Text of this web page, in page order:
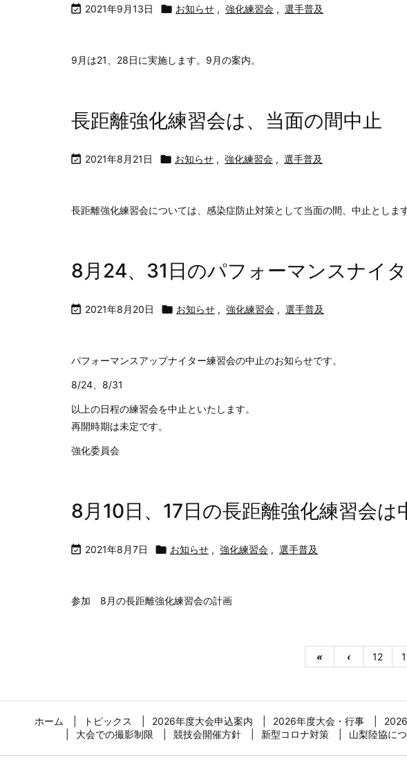
 2021年9月13日  お知らせ , 強化練習会 , 選手普及
9月は21、28日に実施します。9月の案内。
長距離強化練習会は、当面の間中止
 2021年8月21日  お知らせ , 強化練習会 , 選手普及
長距離強化練習会については、感染症防止対策として当面の間、中止としま
8月24、31日のパフォーマンスナイ
 2021年8月20日  お知らせ , 強化練習会 , 選手普及
パフォーマンスアップナイター練習会の中止のお知らせです。
8/24、8/31
以上の日程の練習会を中止といたします。
再開時期は未定です。
強化委員会
8月10日、17日の長距離強化練習会は
 2021年8月7日  お知らせ , 強化練習会 , 選手普及
参加 8月の長距離強化練習会の計画
« ‹ 12
ホーム トピックス 2026年度大会申込案内 2026年度大会・行事
大会での撮影制限
競技会開催方針 新型コロナ対策 山梨陸協に